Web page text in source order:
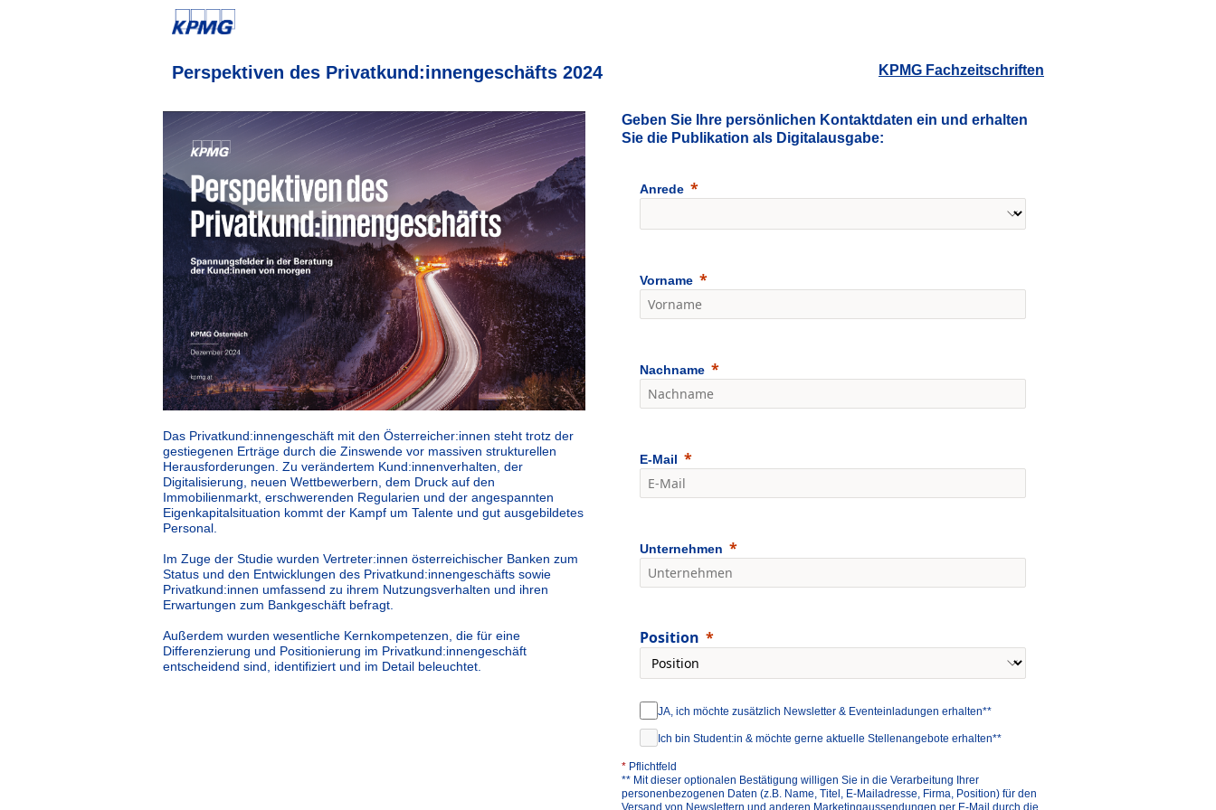
Perspektiven des Privatkund:innengeschäfts 2024 KPMG Fachzeitschriften
Das Privatkund:innengeschäft mit den Österreicher:innen steht trotz der
gestiegenen Erträge durch die Zinswende vor massiven strukturellen
Herausforderungen. Zu verändertem Kund:innenverhalten, der
Digitalisierung, neuen Wettbewerbern, dem Druck auf den
Immobilienmarkt, erschwerenden Regularien und der angespannten
Eigenkapitalsituation kommt der Kampf um Talente und gut ausgebildetes
Personal.
Im Zuge der Studie wurden Vertreter:innen österreichischer Banken zum
Status und den Entwicklungen des Privatkund:innengeschäfts sowie
Privatkund:innen umfassend zu ihrem Nutzungsverhalten und ihren
Erwartungen zum Bankgeschäft befragt.
Außerdem wurden wesentliche Kernkompetenzen, die für eine
Differenzierung und Positionierung im Privatkund:innengeschäft
entscheidend sind, identifiziert und im Detail beleuchtet.
Geben Sie Ihre persönlichen Kontaktdaten ein und erhalten
Sie die Publikation als Digitalausgabe:
Anrede
Vorname
Nachname
E-Mail
Unternehmen
Position
JA, ich möchte zusätzlich Newsletter & Eventeinladungen erhalten**
Ich bin Student:in & möchte gerne aktuelle Stellenangebote erhalten**
* Pflichtfeld
** Mit dieser optionalen Bestätigung willigen Sie in die Verarbeitung Ihrer
personenbezogenen Daten (z.B. Name, Titel, E-Mailadresse, Firma, Position) für den
Versand von Newslettern und anderen Marketingaussendungen per E-Mail durch die